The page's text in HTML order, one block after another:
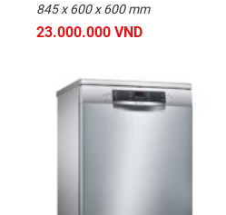
845 x 600 x 600 mm
23.000.000 VND